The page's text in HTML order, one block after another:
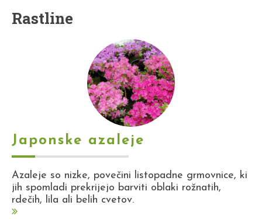
Rastline
Japonske azaleje
Azaleje so nizke, povečini listopadne grmovnice, ki
jih spomladi prekrijejo barviti oblaki rožnatih,
rdečih, lila ali belih cvetov.